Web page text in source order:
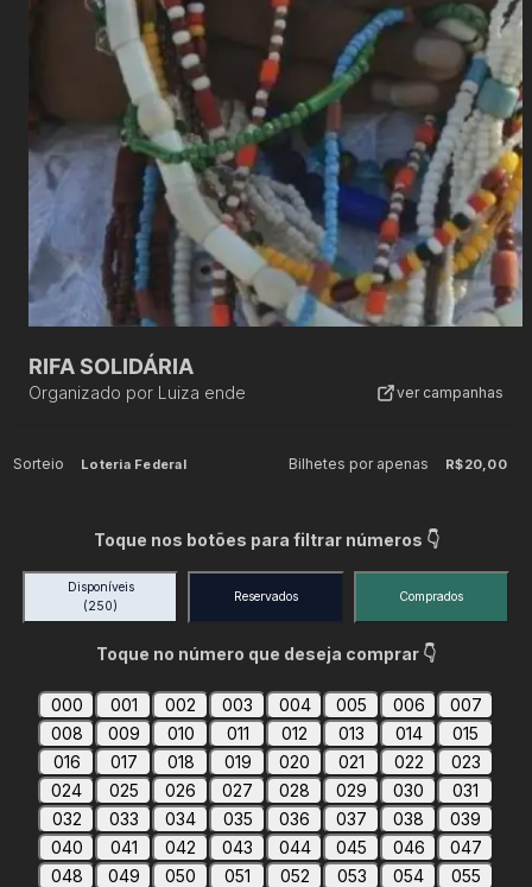
RIFA SOLIDÁRIA
Organizado por Luiza ende ver campanhas
Sorteio Loteria Federal Bilhetes por apenas R$20,00
Toque nos botões para filtrar números 👇
Disponíveis
(250)
Reservados Comprados
Toque no número que deseja comprar 👇
000 001 002 003 004 005 006
007
008
009 010 011 012 013 014
015
016
017 018 019 020 021 022
023
024
025 026 027 028 029 030
031
032
033 034 035 036 037 038
039
040
041 042 043 044 045 046
047
048
049 050 051 052 053 054
055